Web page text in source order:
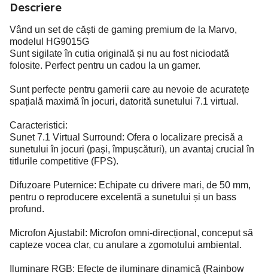
Descriere
Vând un set de căști de gaming premium de la Marvo,
modelul HG9015G
Sunt sigilate în cutia originală și nu au fost niciodată
folosite. Perfect pentru un cadou la un gamer.
Sunt perfecte pentru gamerii care au nevoie de acuratețe
spațială maximă în jocuri, datorită sunetului 7.1 virtual.
Caracteristici:
Sunet 7.1 Virtual Surround: Ofera o localizare precisă a
sunetului în jocuri (pași, împușcături), un avantaj crucial în
titlurile competitive (FPS).
Difuzoare Puternice: Echipate cu drivere mari, de 50 mm,
pentru o reproducere excelentă a sunetului și un bass
profund.
Microfon Ajustabil: Microfon omni-direcțional, conceput să
capteze vocea clar, cu anulare a zgomotului ambiental.
Iluminare RGB: Efecte de iluminare dinamică (Rainbow